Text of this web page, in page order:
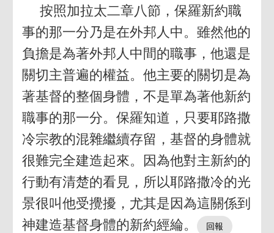
按照加拉太二章八節，保羅新約職
事的那一分乃是在外邦人中。雖然他的
負擔是為著外邦人中間的職事，他還是
關切主普遍的權益。他主要的關切是為
著基督的整個身體，不是單為著他新約
職事的那一分。保羅知道，只要耶路撒
冷宗教的混雜繼續存留，基督的身體就
很難完全建造起來。因為他對主新約的
行動有清楚的看見，所以耶路撒冷的光
景很叫他受攪擾，尤其是因為這關係到
神建造基督身體的新約經綸。